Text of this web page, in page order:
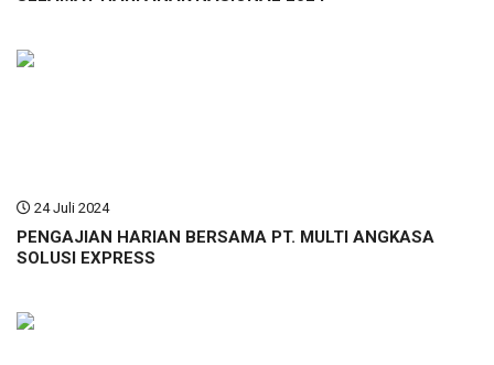
24 Juli 2024
PENGAJIAN HARIAN BERSAMA PT. MULTI ANGKASA
SOLUSI EXPRESS